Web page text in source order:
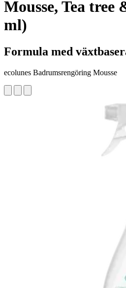
Mousse, Tea tree
ml)
Formula med
ecolunes Badrumsrengöring Mousse